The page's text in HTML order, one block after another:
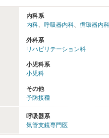
内科系
内科、 呼吸器内科、 循環器内科
外科系
リハビリテーション科
小児科系
小児科
その他
予防接種
呼吸器系
気管支鏡専門医